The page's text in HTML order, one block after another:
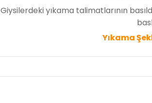
Giysilerdeki yıkama talimatlarının
Yıkama